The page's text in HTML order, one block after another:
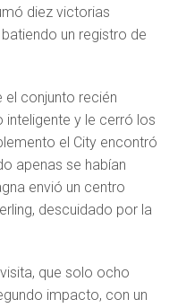
diez victorias
un registro de
el conjunto recién
inteligente y le cerró los
el City encontró
apenas se habían
envió un centro
descuidado por la
que solo ocho
impacto, con un